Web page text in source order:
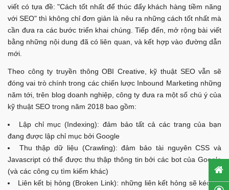
viết có tựa đề: "Cách tốt nhất để thúc đẩy khách hàng tiềm năng
với SEO" thì không chỉ đơn giản là nêu ra những cách tốt nhất mà
cần đưa ra các bước triển khai chúng. Tiếp đến, mở rộng bài viết
bằng những nội dung đã có liên quan, và kết hợp vào đường dẫn
mới.
Theo công ty truyền thông OBI Creative, kỹ thuật SEO vẫn sẽ
đóng vai trò chính trong các chiến lược Inbound Marketing những
năm tới, trên blog doanh nghiệp, công ty đưa ra một số chú ý của
kỹ thuật SEO trong năm 2018 bao gồm:
Lập chỉ mục (Indexing): đảm bảo tất cả các trang của bạn
đang được lập chỉ mục bởi Google
Thu thập dữ liệu (Crawling): đảm bảo tài nguyên CSS và
Javascript có thể được thu thập thông tin bởi các bot của Google
(và các công cụ tìm kiếm khác)
Liên kết bị hỏng (Broken Link): những liên kết hỏng sẽ kéo tụt